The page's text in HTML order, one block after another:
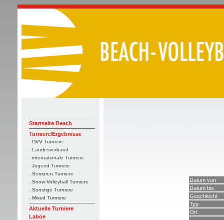
Startseite Beach
Turniere/Ergebnisse
- DVV Turniere
- Landesverband
- internationale Turniere
- Jugend Turniere
- Senioren Turniere
- Snow-Volleyball Turniere
- Sonstige Turniere
- Mixed Turniere
Aktuelle Turniere
Laboe
Datum von
Datum bis
Geschlecht
Typ
Ort